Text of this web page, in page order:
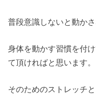
普段意識しないと動か
身体を動かす習慣を付
て頂ければと思います。
そのためのストレッチ